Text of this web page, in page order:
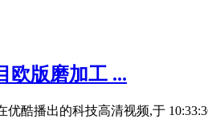
欧版磨加工 ...
酷播出的科技高清视频,于